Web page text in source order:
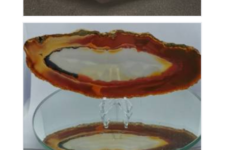
Tranche d’Agate
30€